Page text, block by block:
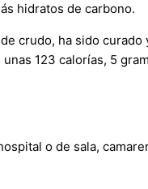
hidratos de carbono.
crudo, ha sido
123 calorías, 5
o de sala,